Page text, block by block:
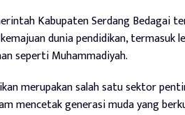
Kabupaten Serdang Bedagai
dunia pendidikan, termasuk
seperti Muhammadiyah.
merupakan salah satu sektor
mencetak generasi muda yang